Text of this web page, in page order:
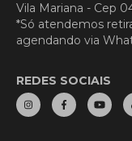
Vila Mariana - Cep
*Só atendemos
agendando via
REDES SOCIAIS